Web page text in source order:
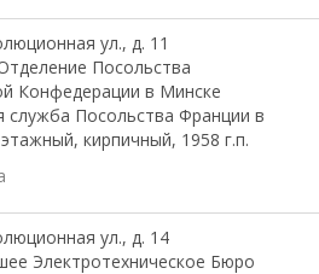
ул., д. 11
Посольства
Конфедерации в Минске
служба Посольства Франции в
кирпичный, 1958 г.п.
ул., д. 14
Электротехническое Бюро